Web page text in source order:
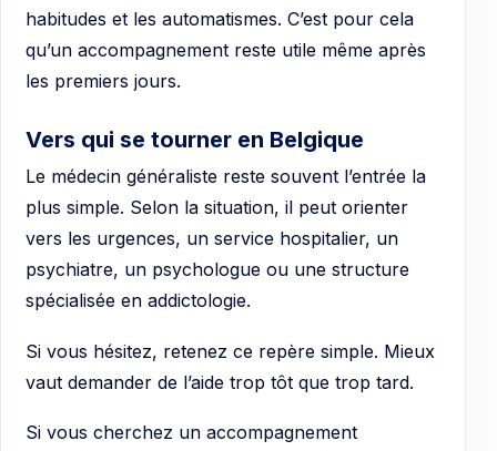
habitudes et les automatismes. C’est pour cela
qu’un accompagnement reste utile même après
les premiers jours.
Vers qui se tourner en Belgique
Le médecin généraliste reste souvent l’entrée la
plus simple. Selon la situation, il peut orienter
vers les urgences, un service hospitalier, un
psychiatre, un psychologue ou une structure
spécialisée en addictologie.
Si vous hésitez, retenez ce repère simple. Mieux
vaut demander de l’aide trop tôt que trop tard.
Si vous cherchez un accompagnement